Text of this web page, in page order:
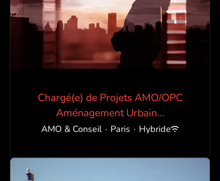
Chargé(e) de Projets AMO/OPC
Aménagement Urbain...
AMO & Conseil · Paris · Hybride